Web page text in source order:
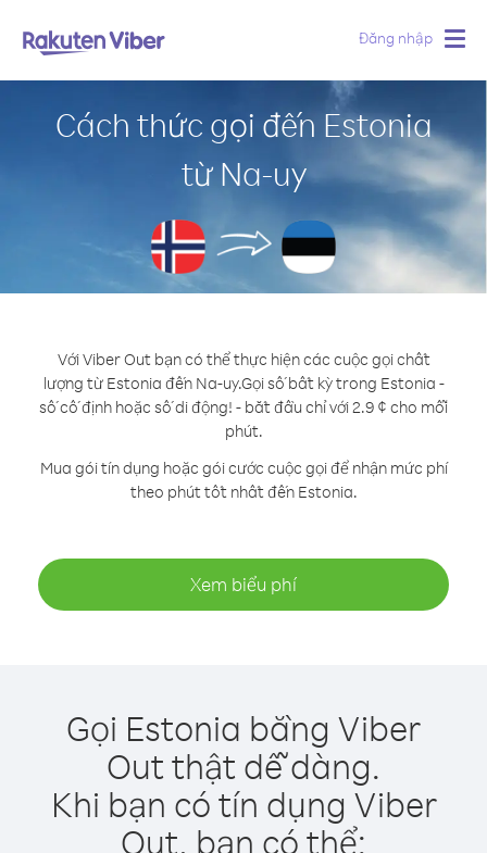
Đăng nhập
Cách thức gọi đến Estonia
từ Na-uy
Với Viber Out bạn có thể thực hiện các cuộc gọi chất
lượng từ Estonia đến Na-uy.Gọi số bất kỳ trong Estonia -
số cố định hoặc số di động! - bắt đầu chỉ với 2.9 ¢ cho mỗi
phút.
Mua gói tín dụng hoặc gói cước cuộc gọi để nhận mức phí
theo phút tốt nhất đến Estonia.
Xem biểu phí
Gọi Estonia bằng Viber
Out thật dễ dàng.
Khi bạn có tín dụng Viber
Out, bạn có thể: